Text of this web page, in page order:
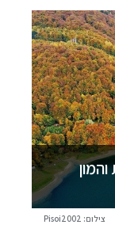
צילום: Pisoi2002